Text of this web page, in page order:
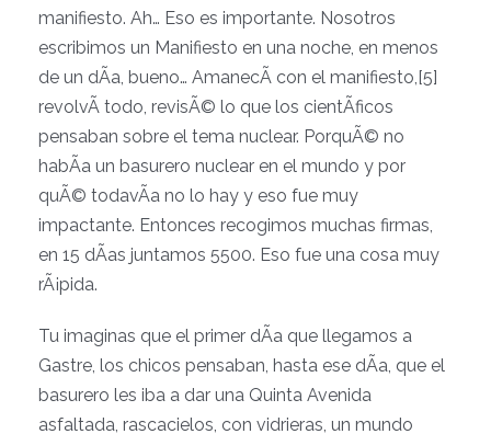
manifiesto. Ah… Eso es importante. Nosotros
escribimos un Manifiesto en una noche, en menos
de un dÃ­a, bueno… AmanecÃ­ con el manifiesto,[5]
revolvÃ­ todo, revisÃ© lo que los cientÃ­ficos
pensaban sobre el tema nuclear. PorquÃ© no
habÃ­a un basurero nuclear en el mundo y por
quÃ© todavÃ­a no lo hay y eso fue muy
impactante. Entonces recogimos muchas firmas,
en 15 dÃ­as juntamos 5500. Eso fue una cosa muy
rÃ¡pida.
Tu imaginas que el primer dÃ­a que llegamos a
Gastre, los chicos pensaban, hasta ese dÃ­a, que el
basurero les iba a dar una Quinta Avenida
asfaltada, rascacielos, con vidrieras, un mundo